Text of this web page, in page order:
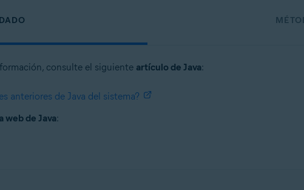
consulte el siguiente artículo de Java:
anteriores de Java del sistema?
web de Java: